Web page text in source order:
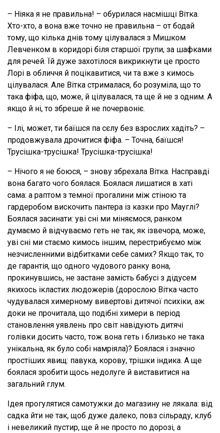
– Ніяка я не правильна! – обурилася насмішці Вітка.
Хто-хто, а вона вже точно не правильна – от бодай
тому, що кілька днів тому цілувалася з Мишком
Левченком в коридорі біля старшої групи, за шафками
для речей. Їй дуже захотілося викрикнути це просто
Лорі в обличчя й поцікавитися, чи та вже з кимось
цілувалася. Але Вітка стрималася, бо розуміла, що то
така фіфа, що, може, й цілувалася, та ще й не з одним. А
якщо й ні, то збреше й не почервоніє.
– Ілі, может, ти баїшся па сєлу без взрослих хадіть? –
продовжувала дрочитися фіфа. – Точна, баїшся!
Трусішка-трусішка! Трусішка-трусішка!
– Нічого я не боюся, – знову збрехала Вітка. Насправді
вона багато чого боялася. Боялася лишатися в хаті
сама: а раптом з темної прогалини між стіною та
гардеробом вискочить пантера із казки про Мауглі?
Боялася засинати: уві сні ми міняємося, ранком
думаємо й відчуваємо геть не так, як ізвечора, може,
уві сні ми стаємо кимось іншим, перестрибуємо між
незчисленними відбитками себе самих? Якщо так, то
де гарантія, що одного чудового ранку вона,
прокинувшись, не застане замість бабусі з дідусем
якихось ікластих людожерів (дорослою Вітка часто
чудувалася химерному вивертові дитячої психіки, аж
доки не прочитала, що подібні химери в період
становлення уявлень про світ навідують дитячі
голівки досить часто, тож вона геть і близько не така
унікальна, як було собі намріяла)? Боялася і значно
простіших явищ: павука, корову, трішки індика. А ще
боялася зробити щось недолуге й виставитися на
загальний глум.
Ідея прогулятися самотужки до магазину не лякала: від
садка йти не так, щоб дуже далеко, повз сільраду, клуб
і невеликий пустир, ще й не просто по дорозі, а